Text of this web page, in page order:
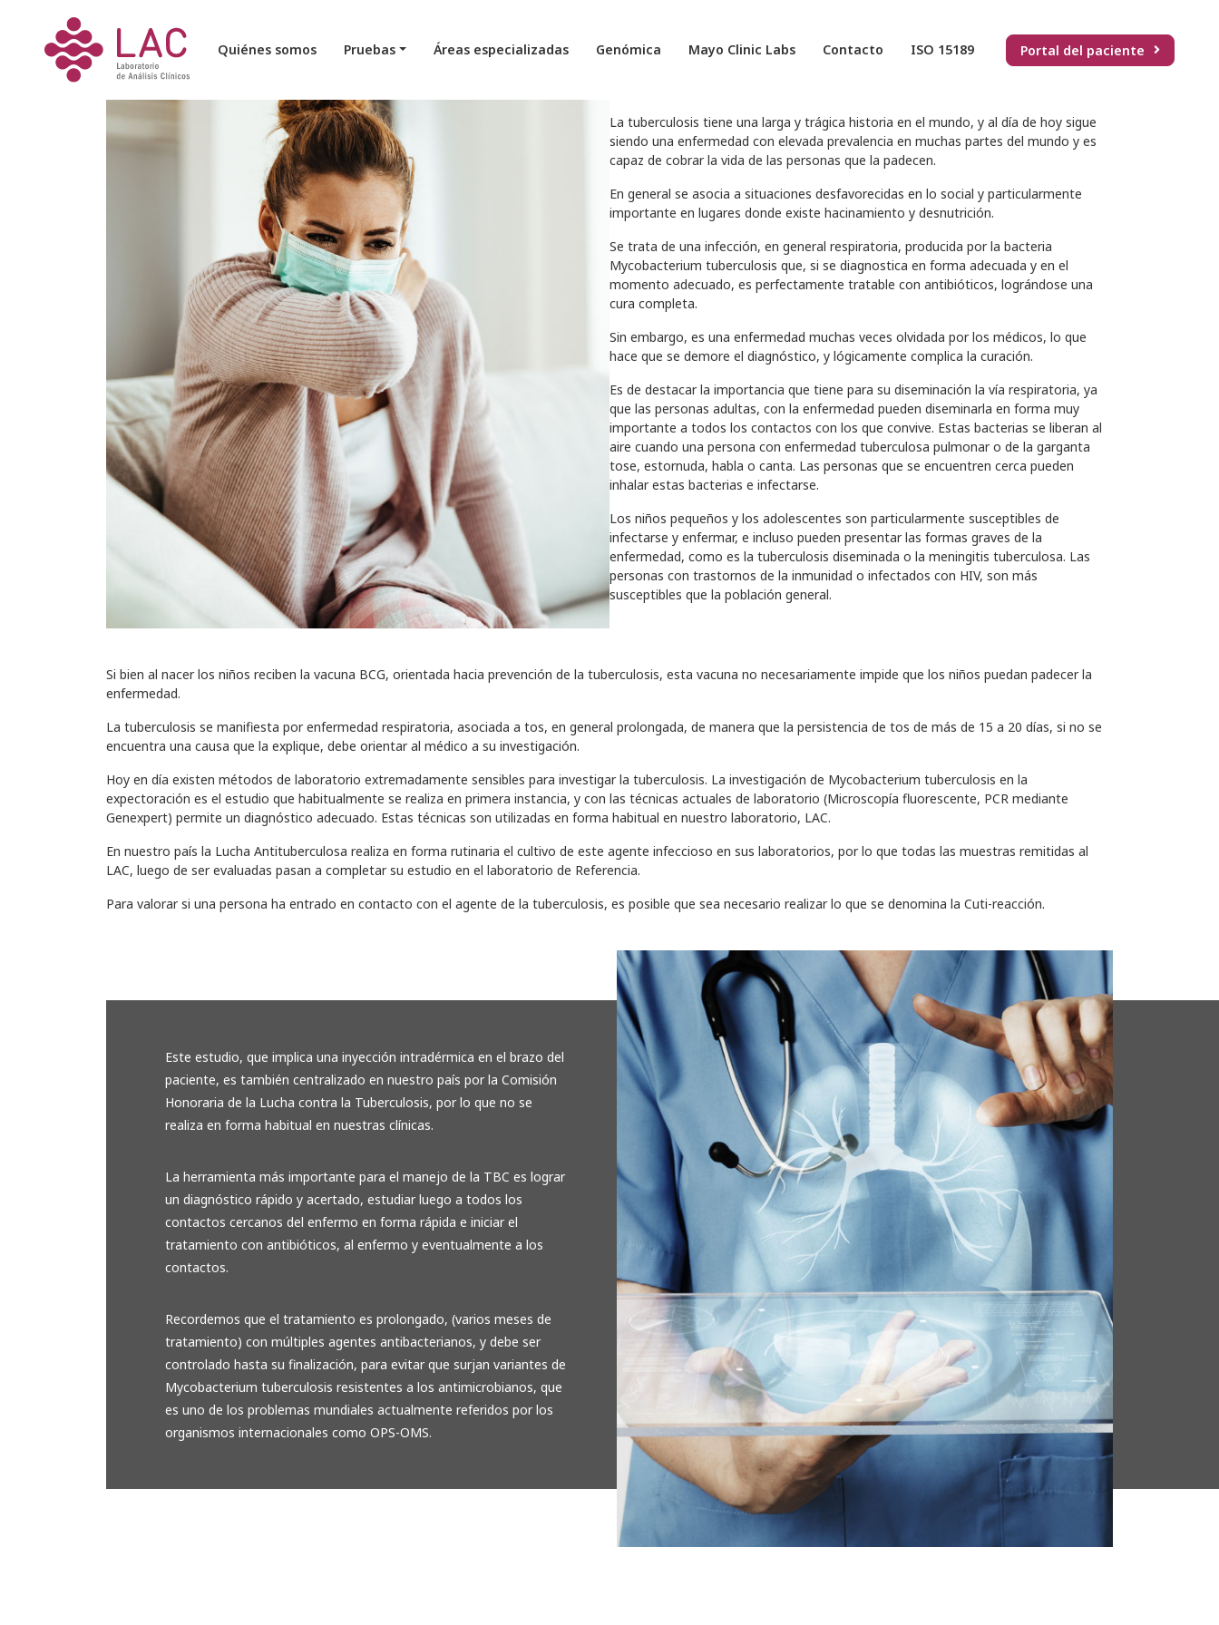
Quiénes somos Pruebas Áreas especializadas Genómica Mayo Clinic Labs Contacto ISO 15189 Portal del paciente
El 24 de marzo se celebra el día mundial de la tuberculosis, haciendo honor a la fecha
en que el medico alemán Robert Koch anuncia al mundo el descubrimiento del
La tuberculosis tiene una larga y trágica historia en el mundo, y al día de hoy sigue
siendo una enfermedad con elevada prevalencia en muchas partes del mundo y es
capaz de cobrar la vida de las personas que la padecen.
En general se asocia a situaciones desfavorecidas en lo social y particularmente
importante en lugares donde existe hacinamiento y desnutrición.
Se trata de una infección, en general respiratoria, producida por la bacteria
Mycobacterium tuberculosis que, si se diagnostica en forma adecuada y en el
momento adecuado, es perfectamente tratable con antibióticos, lográndose una
cura completa.
Sin embargo, es una enfermedad muchas veces olvidada por los médicos, lo que
hace que se demore el diagnóstico, y lógicamente complica la curación.
Es de destacar la importancia que tiene para su diseminación la vía respiratoria, ya
que las personas adultas, con la enfermedad pueden diseminarla en forma muy
importante a todos los contactos con los que convive. Estas bacterias se liberan al
aire cuando una persona con enfermedad tuberculosa pulmonar o de la garganta
tose, estornuda, habla o canta. Las personas que se encuentren cerca pueden
inhalar estas bacterias e infectarse.
Los niños pequeños y los adolescentes son particularmente susceptibles de
infectarse y enfermar, e incluso pueden presentar las formas graves de la
enfermedad, como es la tuberculosis diseminada o la meningitis tuberculosa. Las
personas con trastornos de la inmunidad o infectados con HIV, son más
susceptibles que la población general.
Si bien al nacer los niños reciben la vacuna BCG, orientada hacia prevención de la tuberculosis, esta vacuna no necesariamente impide que los niños puedan padecer la
enfermedad.
La tuberculosis se manifiesta por enfermedad respiratoria, asociada a tos, en general prolongada, de manera que la persistencia de tos de más de 15 a 20 días, si no se
encuentra una causa que la explique, debe orientar al médico a su investigación.
Hoy en día existen métodos de laboratorio extremadamente sensibles para investigar la tuberculosis. La investigación de Mycobacterium tuberculosis en la
expectoración es el estudio que habitualmente se realiza en primera instancia, y con las técnicas actuales de laboratorio (Microscopía fluorescente, PCR mediante
Genexpert) permite un diagnóstico adecuado. Estas técnicas son utilizadas en forma habitual en nuestro laboratorio, LAC.
En nuestro país la Lucha Antituberculosa realiza en forma rutinaria el cultivo de este agente infeccioso en sus laboratorios, por lo que todas las muestras remitidas al
LAC, luego de ser evaluadas pasan a completar su estudio en el laboratorio de Referencia.
Para valorar si una persona ha entrado en contacto con el agente de la tuberculosis, es posible que sea necesario realizar lo que se denomina la Cuti-reacción.
Este estudio, que implica una inyección intradérmica en el brazo del
paciente, es también centralizado en nuestro país por la Comisión
Honoraria de la Lucha contra la Tuberculosis, por lo que no se
realiza en forma habitual en nuestras clínicas.
La herramienta más importante para el manejo de la TBC es lograr
un diagnóstico rápido y acertado, estudiar luego a todos los
contactos cercanos del enfermo en forma rápida e iniciar el
tratamiento con antibióticos, al enfermo y eventualmente a los
contactos.
Recordemos que el tratamiento es prolongado, (varios meses de
tratamiento) con múltiples agentes antibacterianos, y debe ser
controlado hasta su finalización, para evitar que surjan variantes de
Mycobacterium tuberculosis resistentes a los antimicrobianos, que
es uno de los problemas mundiales actualmente referidos por los
organismos internacionales como OPS-OMS.